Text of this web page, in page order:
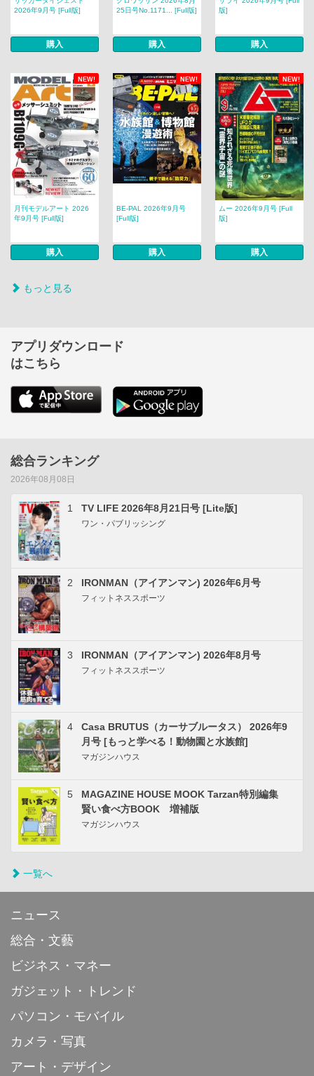
2026年9月号 [Full版]
購入
25日号No.1171... [Full版]
購入
版]
購入
NEW! NEW! NEW!
月刊モデルアート 2026
年9月号 [Full版]
購入
BE-PAL 2026年9月号
[Full版]
購入
ムー 2026年9月号 [Full
版]
購入
もっと見る
アプリダウンロード
はこちら
総合ランキング
2026年08月08日
1 TV LIFE 2026年8月21日号 [Lite版]
ワン・パブリッシング
2 IRONMAN（アイアンマン) 2026年6月号
フィットネススポーツ
3 IRONMAN（アイアンマン) 2026年8月号
フィットネススポーツ
4
Casa BRUTUS（カーサブルータス） 2026年9
月号 [もっと学べる！動物園と水族館]
マガジンハウス
5
MAGAZINE HOUSE MOOK Tarzan特別編集
賢い食べ方BOOK 増補版
マガジンハウス
一覧へ
ニュース
総合・文藝
ビジネス・マネー
ガジェット・トレンド
パソコン・モバイル
カメラ・写真
アート・デザイン